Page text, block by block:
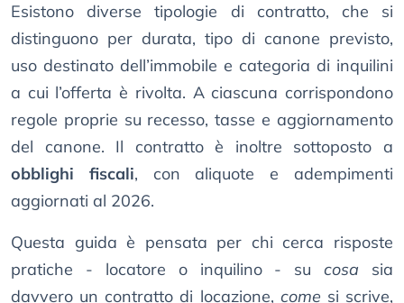
Esistono diverse tipologie di contratto, che si
distinguono per durata, tipo di canone previsto,
uso destinato dell’immobile e categoria di inquilini
a cui l’offerta è rivolta. A ciascuna corrispondono
regole proprie su recesso, tasse e aggiornamento
del canone. Il contratto è inoltre sottoposto a
obblighi fiscali, con aliquote e adempimenti
aggiornati al 2026.
Questa guida è pensata per chi cerca risposte
pratiche - locatore o inquilino - sucosa sia
davvero un contratto di locazione, come si scrive,